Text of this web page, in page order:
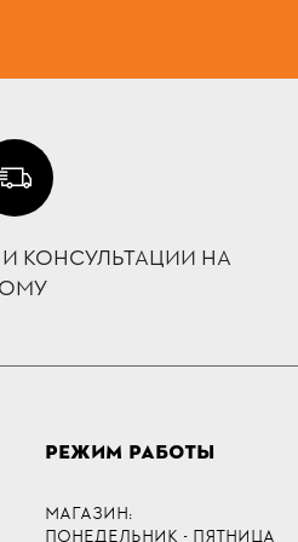
КОНСУЛЬТАЦИИ НА
РЕЖИМ РАБОТЫ
МАГАЗИН:
ПОНЕДЕЛЬНИК - ПЯТНИЦА